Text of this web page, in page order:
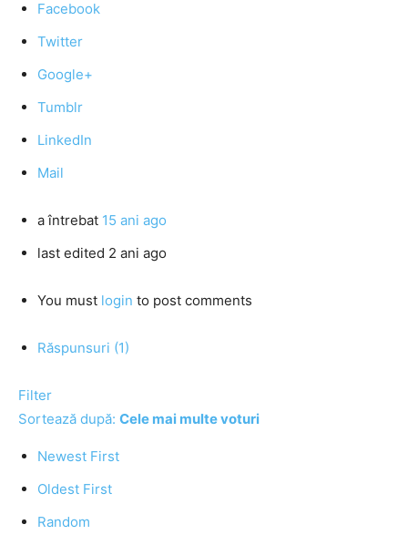
Facebook
Twitter
Google+
Tumblr
LinkedIn
Mail
a întrebat 15 ani ago
last edited 2 ani ago
You must login to post comments
Răspunsuri (1)
Filter
Sortează după: Cele mai multe voturi
Newest First
Oldest First
Random